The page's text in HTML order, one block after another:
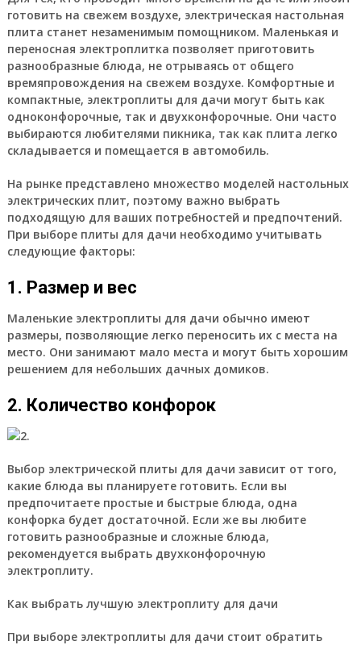
готовить на свежем воздухе, электрическая настольная
плита станет незаменимым помощником. Маленькая и
переносная электроплитка позволяет приготовить
разнообразные блюда, не отрываясь от общего
времяпровождения на свежем воздухе. Комфортные и
компактные, электроплиты для дачи могут быть как
одноконфорочные, так и двухконфорочные. Они часто
выбираются любителями пикника, так как плита легко
складывается и помещается в автомобиль.
На рынке представлено множество моделей настольных
электрических плит, поэтому важно выбрать
подходящую для ваших потребностей и предпочтений.
При выборе плиты для дачи необходимо учитывать
следующие факторы:
1. Размер и вес
Маленькие электроплиты для дачи обычно имеют
размеры, позволяющие легко переносить их с места на
место. Они занимают мало места и могут быть хорошим
решением для небольших дачных домиков.
2. Количество конфорок
Выбор электрической плиты для дачи зависит от того,
какие блюда вы планируете готовить. Если вы
предпочитаете простые и быстрые блюда, одна
конфорка будет достаточной. Если же вы любите
готовить разнообразные и сложные блюда,
рекомендуется выбрать двухконфорочную
электроплиту.
Как выбрать лучшую электроплиту для дачи
При выборе электроплиты для дачи стоит обратить